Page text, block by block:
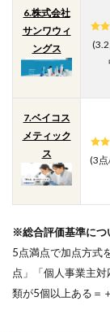
6.株式会社
サンワウィ
ングス
7.ベイコス
メティック
ス
(3
※総合評価基準につ
5点満点で加点方式
点」「個人事業主
類が5個以上ある＝